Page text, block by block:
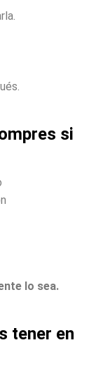
si
lo sea.
tener en